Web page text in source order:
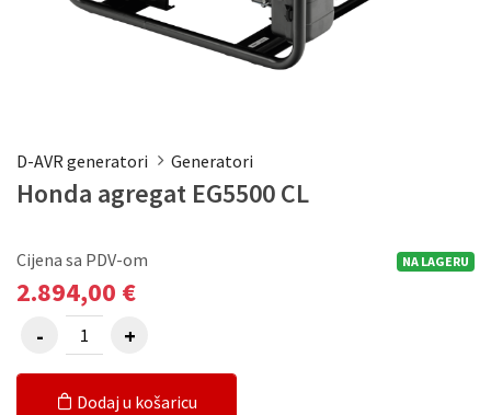
D-AVR generatori Generatori
Honda agregat EG5500 CL
NA LAGERU
Cijena sa PDV-om
2.894,00 €
Dodaj u košaricu